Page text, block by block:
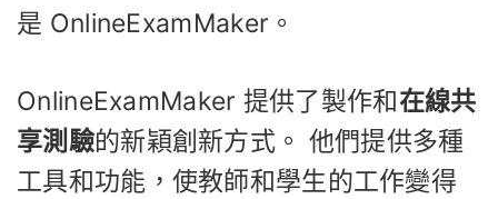
是 OnlineExamMaker。
OnlineExamMaker 提供了製作和在線共
享測驗的新穎創新方式。 他們提供多種
工具和功能，使教師和學生的工作變得